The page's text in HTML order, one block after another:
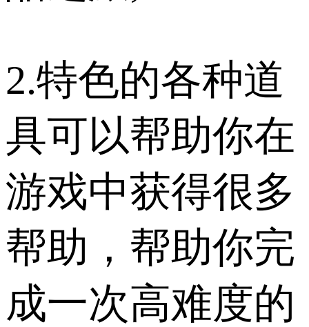
2.特色的各种道
具可以帮助你在
游戏中获得很多
帮助，帮助你完
成一次高难度的